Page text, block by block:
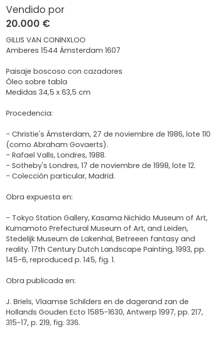
Vendido por
20.000 €
GILLIS VAN CONINXLOO
Amberes 1544 Ámsterdam 1607
Paisaje boscoso con cazadores
Óleo sobre tabla
Medidas 34,5 x 63,5 cm
Procedencia:
- Christie's Ámsterdam, 27 de noviembre de 1986, lote 110
(como Abraham Govaerts).
- Rafael Valls, Londres, 1988.
- Sotheby's Londres, 17 de noviembre de 1998, lote 12.
- Colección particular, Madrid.
Obra expuesta en:
- Tokyo Station Gallery, Kasama Nichido Museum of Art,
Kumamoto Prefectural Museum of Art, and Leiden,
Stedelijk Museum de Lakenhal, Betreeen fantasy and
reality. 17th Century Dutch Landscape Painting, 1993, pp.
145-6, reproduced p. 145, fig. 1.
Obra publicada en:
J. Briels, Vlaamse Schilders en de dagerand zan de
Hollands Gouden Ecto 1585-1630, Antwerp 1997, pp. 217,
315-17, p. 219, fig. 336.